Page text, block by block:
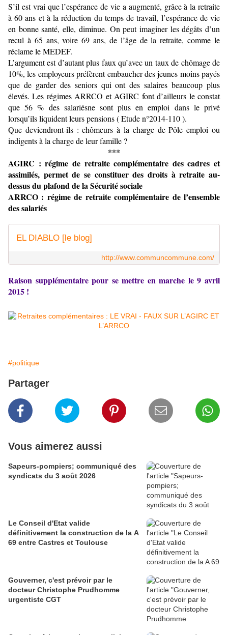
S’il est vrai que l’espérance de vie a augmenté, grâce à la retraite
à 60 ans et à la réduction du temps de travail, l’espérance de vie
en bonne santé, elle, diminue. On peut imaginer les dégâts d’un
recul à 65 ans, voire 69 ans, de l’âge de la retraite, comme le
réclame le MEDEF.
L’argument est d’autant plus faux qu’avec un taux de chômage de
10%, les employeurs préfèrent embaucher des jeunes moins payés
que de garder des seniors qui ont des salaires beaucoup plus
élevés. Les régimes ARRCO et AGIRC font d’ailleurs le constat
que 56 % des salariésne sont plus en emploi dans le privé
lorsqu’ils liquident leurs pensions ( Etude n°2014-110 ).
Que deviendront-ils : chômeurs à la charge de Pôle emploi ou
indigents à la charge de leur famille ?
***
AGIRC : régime de retraite complémentaire des cadres et
assimilés, permet de se constituer des droits à retraite au-
dessus du plafond de la Sécurité sociale
ARRCO : régime de retraite complémentaire de l’ensemble
des salariés
EL DIABLO [le blog]
http://www.communcommune.com/
Raison supplémentaire pour se mettre en marche le 9 avril
2015 !
#politique
Partager
Vous aimerez aussi
Sapeurs-pompiers; communiqué des
syndicats du 3 août 2026
Le Conseil d'Etat valide
définitivement la construction de la A
69 entre Castres et Toulouse
Gouverner, c'est prévoir par le
docteur Christophe Prudhomme
urgentiste CGT